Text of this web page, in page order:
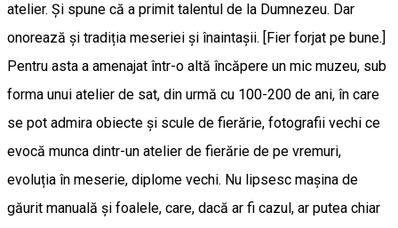
atelier. Și spune că a primit talentul de la Dumnezeu. Dar
onorează și tradiția meseriei și înaintașii. [Fier forjat pe bune.]
Pentru asta a amenajat într-o altă încăpere un mic muzeu, sub
forma unui atelier de sat, din urmă cu 100-200 de ani, în care
se pot admira obiecte și scule de fierărie, fotografii vechi ce
evocă munca dintr-un atelier de fierărie de pe vremuri,
evoluția în meserie, diplome vechi. Nu lipsesc mașina de
găurit manuală și foalele, care, dacă ar fi cazul, ar putea chiar